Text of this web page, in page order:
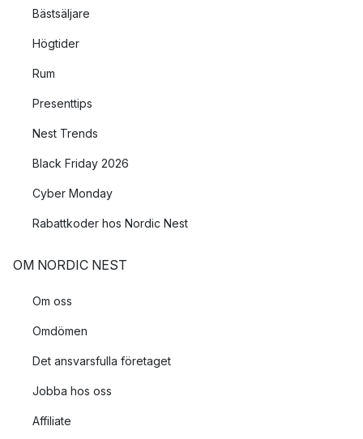
Bästsäljare
Högtider
Rum
Presenttips
Nest Trends
Black Friday 2026
Cyber Monday
Rabattkoder hos Nordic Nest
OM NORDIC NEST
Om oss
Omdömen
Det ansvarsfulla företaget
Jobba hos oss
Affiliate